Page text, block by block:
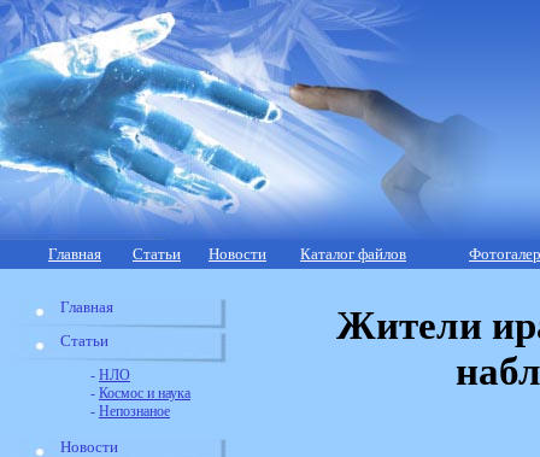
Главная Статьи Новости Каталог файлов
Главная
Статьи
- НЛО
- Космос и наука
- Непознаное
Новости
Жители